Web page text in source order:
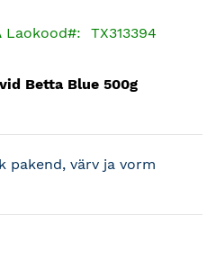
Laokood TX313394
Betta Blue 500g
pakend, värv ja vorm